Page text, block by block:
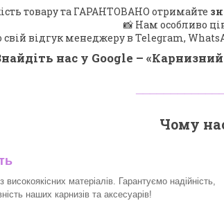
товару та ГАРАНТОВАНО отримайте
📸 Нам особливо
свій відгук менеджеру в Telegram,
нас у Google – «
Чому
матеріалів. Гарантуємо надійність,
наших карнизів та аксесуарів!​